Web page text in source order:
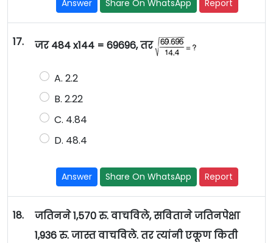
Answer Share On WhatsApp Report
17. जर 484 x144 = 69696, तर
A. 2.2
B. 2.22
C. 4.84
D. 48.4
Answer Share On WhatsApp Report
18.
जतिनने 1,570 रु. वाचविले, सविताने जतिनपेक्षा
1,936 रु. जास्त वाचविले. तर त्यांनी एकूण किती